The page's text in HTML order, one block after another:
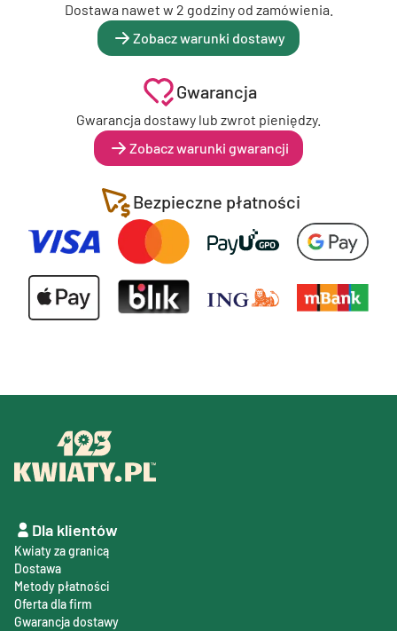
Dostawa nawet w 2 godziny od zamówienia.
Zobacz warunki dostawy
Gwarancja
Gwarancja dostawy lub zwrot pieniędzy.
Zobacz warunki gwarancji
Bezpieczne płatności
Dla klientów
Kwiaty za granicą
Dostawa
Metody płatności
Oferta dla firm
Gwarancja dostawy